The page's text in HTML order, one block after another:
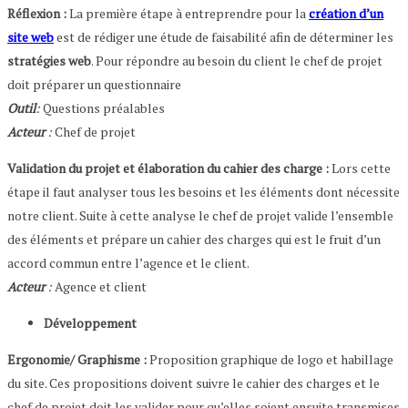
Réflexion :La première étape à entreprendre pour lacréation d’un
site webest de rédiger une étude de faisabilité afin de déterminer les
stratégies web. Pour répondre au besoin du client le chef de projet
doit préparer un questionnaire
Outil:Questions préalables
Acteur:Chef de projet
Validation du projet et élaboration du cahier des charge :Lors cette
étape il faut analyser tous les besoins et les éléments dont nécessite
notre client. Suite à cette analyse le chef de projet valide l’ensemble
des éléments et prépare un cahier des charges qui est le fruit d’un
accord commun entre l’agence et le client.
Acteur:Agence et client
Développement
Ergonomie/ Graphisme :Proposition graphique de logo et habillage
du site. Ces propositions doivent suivre le cahier des charges et le